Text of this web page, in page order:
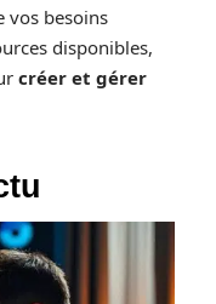
vos besoins
disponibles,
créer et gérer